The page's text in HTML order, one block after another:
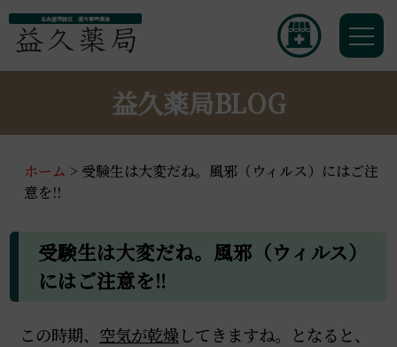
名古屋市緑区 漢方専門薬局
益久薬局BLOG
ホーム > 受験生は大変だね。風邪（ウィルス）にはご注
意を!!
受験生は大変だね。風邪（ウィルス）
にはご注意を!!
この時期、 空気が乾燥してきますね。となると、